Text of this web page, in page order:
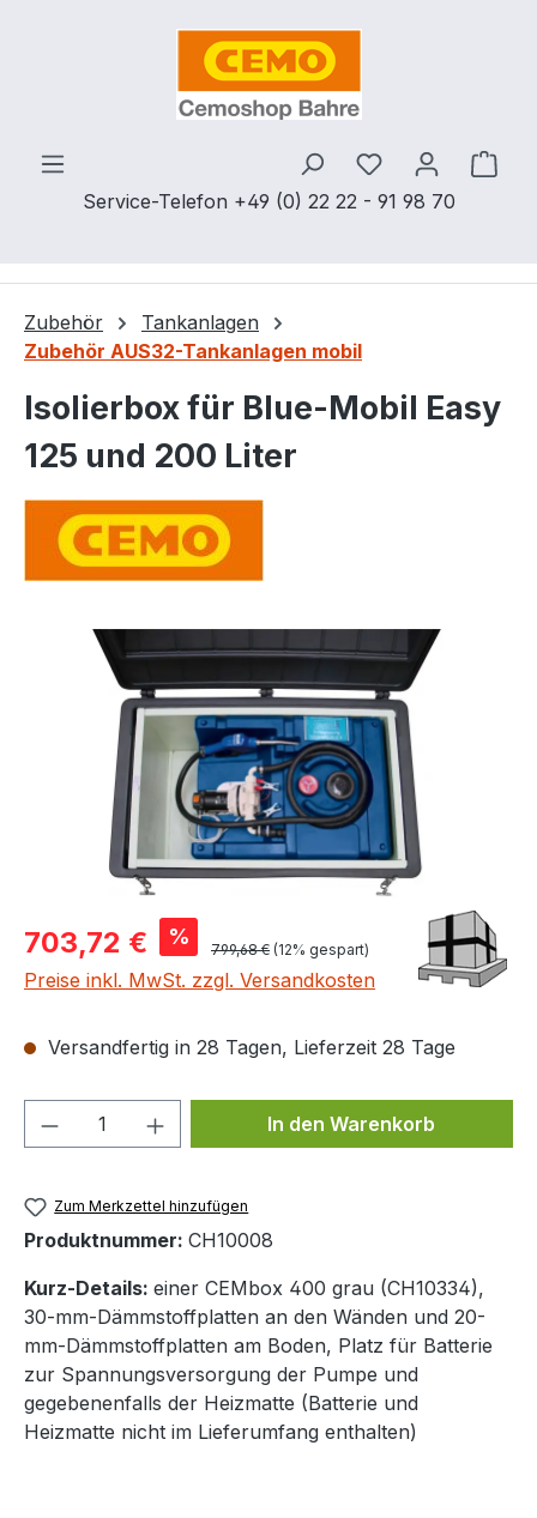
Zum Hauptinhalt springen
Service-Telefon +49 (0) 22 22 - 91 98 70
Du hast 0
Zubehör
Tankanlagen
Zubehör AUS32-Tankanlagen mobil
Isolierbox für Blue-Mobil Easy
125 und 200 Liter
Bildergalerie überspringen
Verkaufspreis:
703,72 € % Regulärer Preis:
799,68 € (12% gespart)
Preise inkl. MwSt. zzgl. Versandkosten
Versandfertig in 28 Tagen, Lieferzeit 28 Tage
Produkt Anzahl: Gib denIn den Warenkorb
Zum Merkzettel hinzufügen
Produktnummer: CH10008
Kurz-Details: einer CEMbox 400 grau (CH10334),
30-mm-Dämmstoffplatten an den Wänden und 20-
mm-Dämmstoffplatten am Boden, Platz für Batterie
zur Spannungsversorgung der Pumpe und
gegebenenfalls der Heizmatte (Batterie und
Heizmatte nicht im Lieferumfang enthalten)